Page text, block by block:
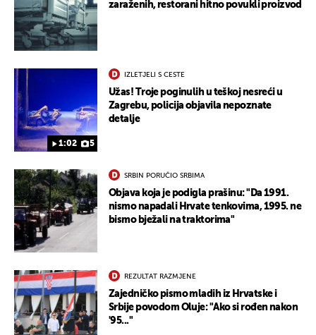
zaraženih, restorani hitno povukli proizvod
1:02 5
IZLETJELI S CESTE
Užas! Troje poginulih u teškoj nesreći u
Zagrebu, policija objavila nepoznate
detalje
SRBIN PORUČIO SRBIMA
Objava koja je podigla prašinu: "Da 1991.
nismo napadali Hrvate tenkovima, 1995. ne
bismo bježali na traktorima"
REZULTAT RAZMJENE
Zajedničko pismo mladih iz Hrvatske i
Srbije povodom Oluje: "Ako si rođen nakon
'95..."
UKLJUČITE NOTIFIKACIJE